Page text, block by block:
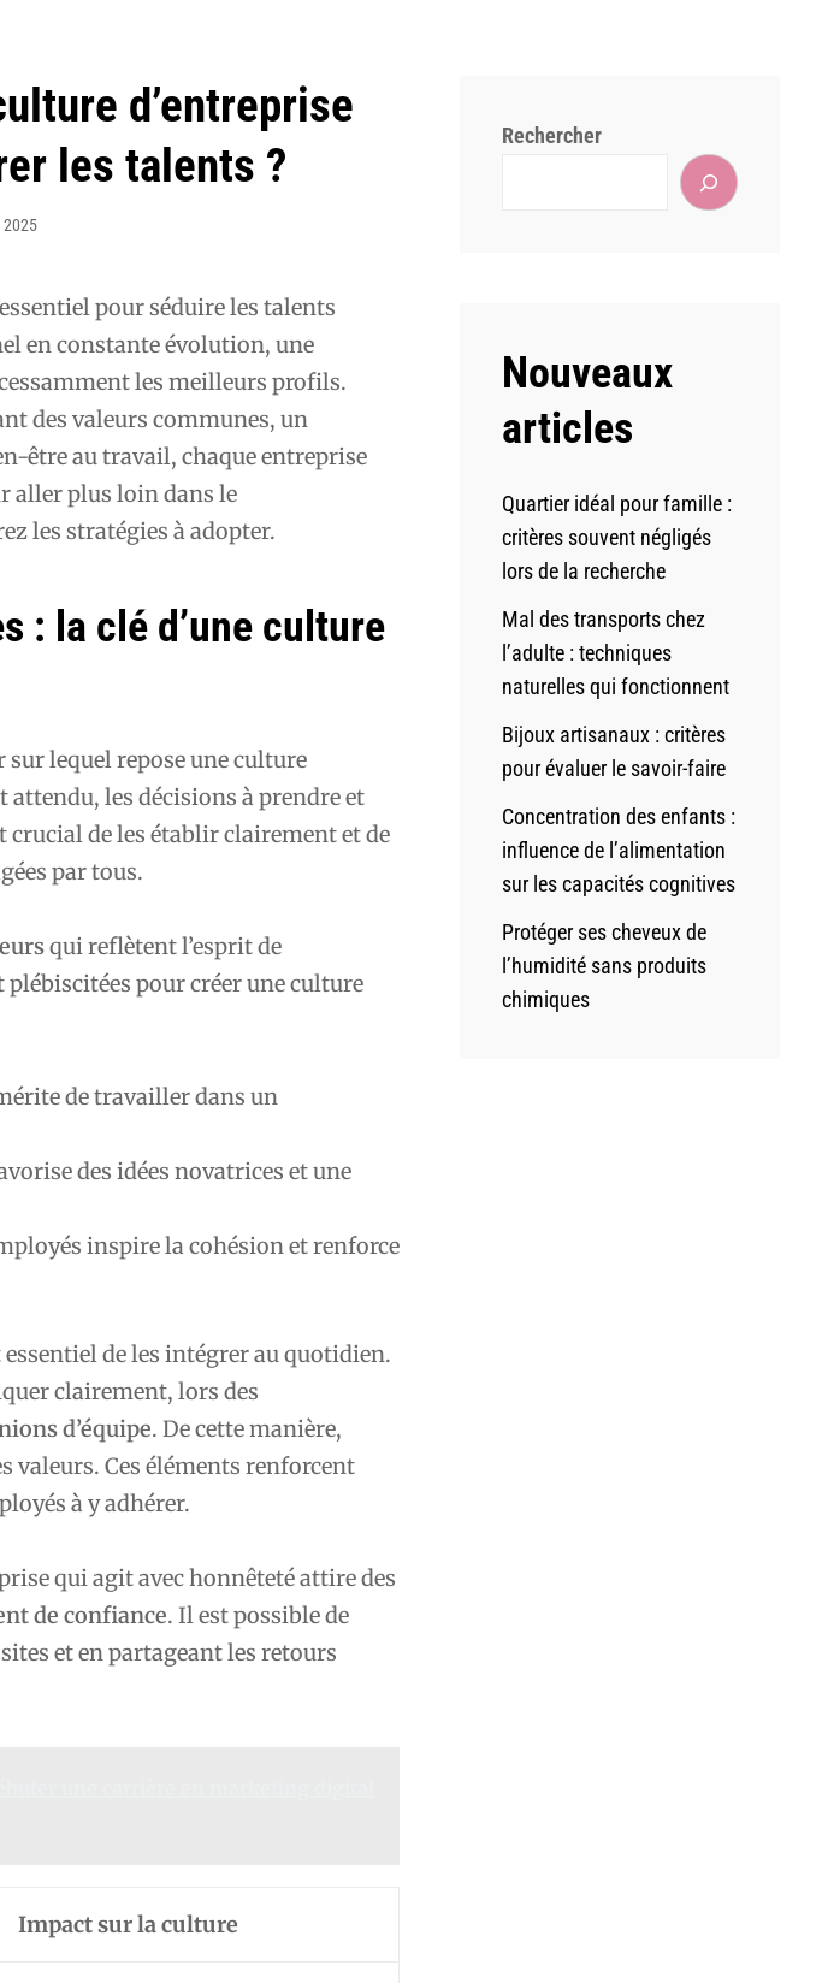
d’entreprise
les talents ?
2025
pour séduire les talents
en constante évolution, une
les meilleurs profils.
des valeurs communes, un
être au travail, chaque entreprise
aller plus loin dans le
les stratégies à adopter.
: la clé d’une culture
lequel repose une culture
les décisions à prendre et
crucial de les établir clairement et de
par tous.
qui reflètent l’esprit de
plébiscitées pour créer une culture
de travailler dans un
des idées novatrices et une
inspire la cohésion et renforce
de les intégrer au quotidien.
clairement, lors des
d’équipe. De cette manière,
valeurs. Ces éléments renforcent
à y adhérer.
qui agit avec honnêteté attire des
de confiance. Il est possible de
et en partageant les retours
Impact sur la culture
Rechercher
Nouveaux
articles
Quartier idéal pour famille :
critères souvent négligés
lors de la recherche
Mal des transports chez
l’adulte : techniques
naturelles qui fonctionnent
Bijoux artisanaux : critères
pour évaluer le savoir-faire
Concentration des enfants :
influence de l’alimentation
sur les capacités cognitives
Protéger ses cheveux de
l’humidité sans produits
chimiques